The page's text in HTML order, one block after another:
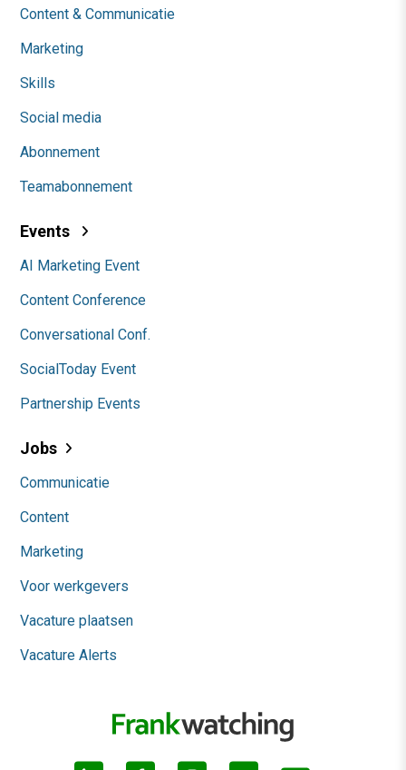
Content & Communicatie
Marketing
Skills
Social media
Abonnement
Teamabonnement
Events
AI Marketing Event
Content Conference
Conversational Conf.
SocialToday Event
Partnership Events
Jobs
Communicatie
Content
Marketing
Voor werkgevers
Vacature plaatsen
Vacature Alerts